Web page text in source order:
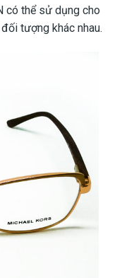
có thể sử dụng cho
tượng khác nhau.